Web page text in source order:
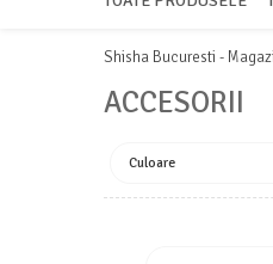
Shisha Bucuresti -
ACCESORII
Culoare